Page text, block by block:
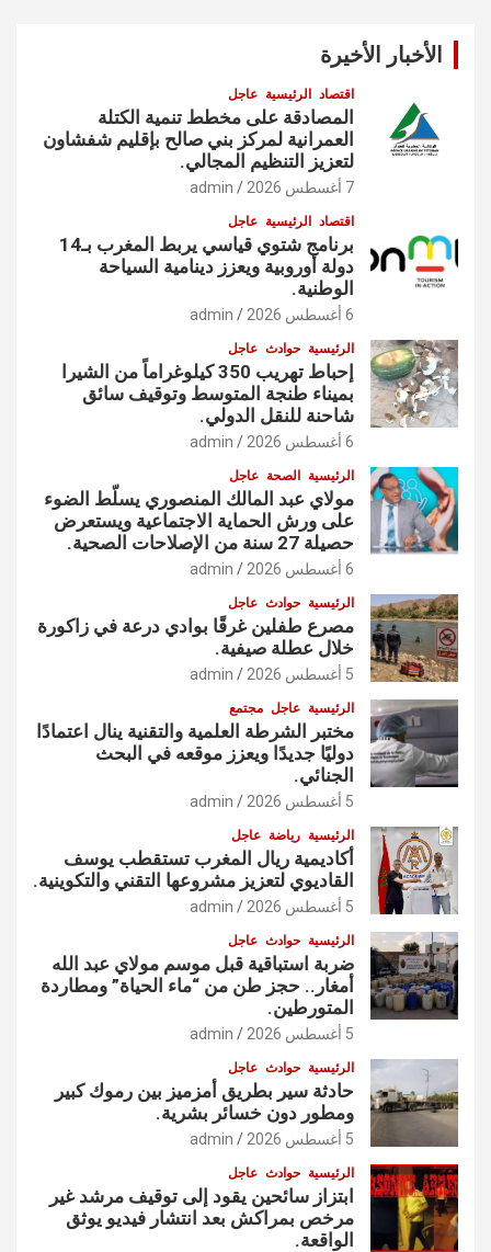
الأخبار الأخيرة
اقتصاد الرئيسية عاجل
المصادقة على مخطط تنمية الكتلة
العمرانية لمركز بني صالح بإقليم شفشاون
لتعزيز التنظيم المجالي.
7 أغسطس 2026 admin
اقتصاد الرئيسية عاجل
برنامج شتوي قياسي يربط المغرب بـ14
دولة أوروبية ويعزز دينامية السياحة
الوطنية.
6 أغسطس 2026 admin
الرئيسية حوادث عاجل
إحباط تهريب 350 كيلوغراماً من الشيرا
بميناء طنجة المتوسط وتوقيف سائق
شاحنة للنقل الدولي.
6 أغسطس 2026 admin
الرئيسية الصحة عاجل
مولاي عبد المالك المنصوري يسلّط الضوء
على ورش الحماية الاجتماعية ويستعرض
حصيلة 27 سنة من الإصلاحات الصحية.
6 أغسطس 2026 admin
الرئيسية حوادث عاجل
مصرع طفلين غرقًا بوادي درعة في زاكورة
خلال عطلة صيفية.
5 أغسطس 2026 admin
الرئيسية عاجل مجتمع
مختبر الشرطة العلمية والتقنية ينال اعتمادًا
دوليًا جديدًا ويعزز موقعه في البحث
الجنائي.
5 أغسطس 2026 admin
الرئيسية رياضة عاجل
أكاديمية ريال المغرب تستقطب يوسف
القاديوي لتعزيز مشروعها التقني والتكوينية.
5 أغسطس 2026 admin
الرئيسية حوادث عاجل
ضربة استباقية قبل موسم مولاي عبد الله
أمغار.. حجز طن من “ماء الحياة” ومطاردة
المتورطين.
5 أغسطس 2026 admin
الرئيسية حوادث عاجل
حادثة سير بطريق أمزميز بين رموك كبير
ومطور دون خسائر بشرية.
5 أغسطس 2026 admin
الرئيسية حوادث عاجل
ابتزاز سائحين يقود إلى توقيف مرشد غير
مرخص بمراكش بعد انتشار فيديو يوثق
الواقعة.